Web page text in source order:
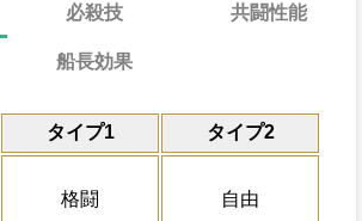
タイプ1 タイプ2
格闘 自由
必殺技
通常 15→9ターン
限界突破
通常時
一味全員PERFECT攻撃成功で次のター
共闘性能
共闘性能
船長効果
冒険開始時の必殺タ
キャラの攻撃を
にし、他の属性キャ
船長効果
通常時
格闘タイプキャラの攻撃を2倍、